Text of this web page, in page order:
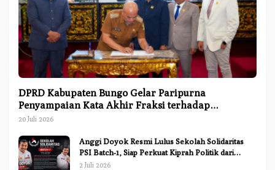
DPRD Kabupaten Bungo Gelar Paripurna
Penyampaian Kata Akhir Fraksi terhadap
Ranperda Pertanggungjawaban APBD 2025
20 Juli 2026
Anggi Doyok Resmi Lulus Sekolah Solidaritas
PSI Batch-1, Siap Perkuat Kiprah Politik dari
Daerah
2 Juli 2026